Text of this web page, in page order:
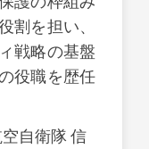
割を担い、
戦略の基盤
役職を歴任
自衛隊 信